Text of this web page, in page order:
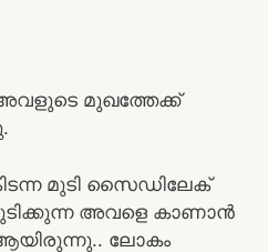
മുഖത്തേക്ക്
മുടി സൈഡിലേക്
അവളെ കാണാൻ
ലോകം